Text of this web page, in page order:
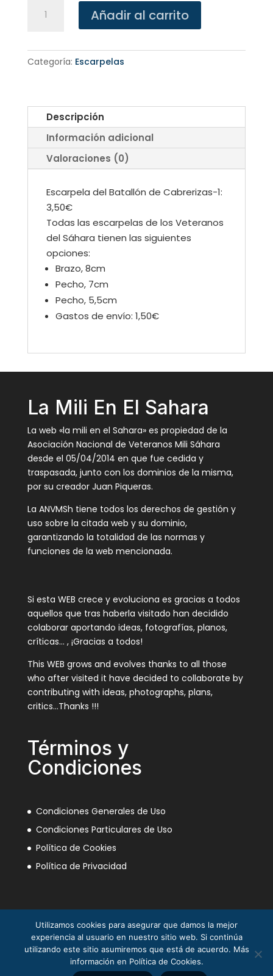
Batallón
cantidad
Añadir al carrito
Categoría: Escarpelas
Descripción
Información adicional
Valoraciones (0)
Escarpela del Batallón de Cabrerizas-1:
3,50€
Todas las escarpelas de los Veteranos
del Sáhara tienen las siguientes
opciones:
Brazo, 8cm
Pecho, 7cm
Pecho, 5,5cm
Gastos de envío: 1,50€
La Mili En El Sahara
La web «la mili en el Sahara» es propiedad de la
Asociación Nacional de Veteranos Mili Sáhara
desde el 05/04/2014 en que fue cedida y
traspasada, junto con los dominios de la misma,
por su creador Juan Piqueras.
La ANVMSh tiene todos los derechos de gestión y
uso sobre la citada web y su dominio,
garantizando la totalidad de las normas y
funciones de la web mencionada.
Si esta WEB crece y evoluciona es gracias a todos
aquellos que tras haberla visitado han decidido
colaborar aportando ideas, fotografías, planos,
críticas… , ¡Gracias a todos!
This WEB grows and evolves thanks to all those
who after visited it have decided to collaborate by
contributing with ideas, photographs, plans,
critics…Thanks !!!
Términos y
Condiciones
Condiciones Generales de Uso
Condiciones Particulares de Uso
Política de Cookies
Política de Privacidad
La Mili en el Sáhara ® Juan Piqueras 2003-2013
Utilizamos cookies para asegurar que damos la mejor
experiencia al usuario en nuestro sitio web. Si continúa
utilizando este sitio asumiremos que está de acuerdo. Más
información en Política de Cookies.